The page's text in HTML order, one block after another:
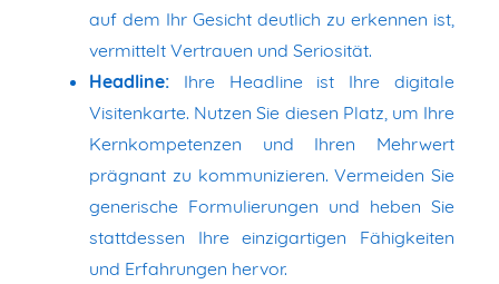
auf dem Ihr Gesicht deutlich zu erkennen ist,
vermittelt Vertrauen und Seriosität.
Headline: Ihre Headline ist Ihre digitale
Visitenkarte. Nutzen Sie diesen Platz, um Ihre
Kernkompetenzen und Ihren Mehrwert
prägnant zu kommunizieren. Vermeiden Sie
generische Formulierungen und heben Sie
stattdessen Ihre einzigartigen Fähigkeiten
und Erfahrungen hervor.